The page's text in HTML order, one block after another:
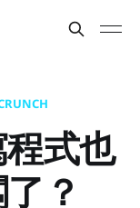
式也
？